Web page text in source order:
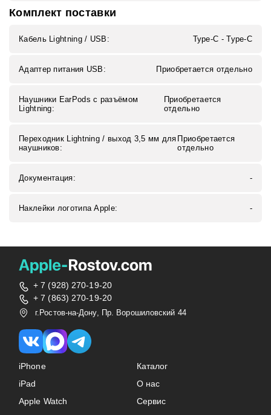
Комплект поставки
Кабель Lightning / USB: Type-C - Type-C
Адаптер питания USB: Приобретается отдельно
Наушники EarPods с разъёмом
Lightning:
Приобретается
отдельно
Переходник Lightning / выход 3,5 мм для
наушников:
Приобретается
отдельно
Документация: -
Наклейки логотипа Apple: -
+ 7 (928) 270-19-20
+ 7 (863) 270-19-20
г.Ростов-на-Дону, Пр. Ворошиловский 44
iPhone
iPad
Apple Watch
Каталог
О нас
Сервис